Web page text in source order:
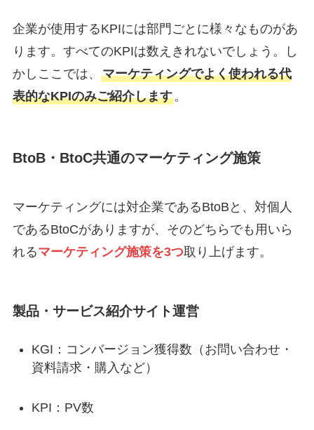
企業が使用するKPIには部門ごとに様々なものがあ
ります。すべてのKPIは数えきれないでしょう。し
かしここでは、 マーケティングでよく使われる代
表的なKPIのみご紹介します。
BtoB・BtoC共通のマーケティング施策
マーケティングには対企業であるBtoBと、対個人
であるBtoCがありますが、そのどちらでも用いら
れるマーケティング施策を3つ取り上げます。
製品・サービス紹介サイト運営
KGI：コンバージョン獲得数（お問い合わせ・
資料請求・購入など）
KPI：PV数